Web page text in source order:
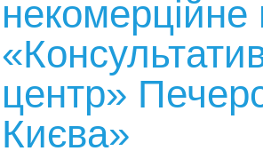
некомерційне
центр»
Києва»